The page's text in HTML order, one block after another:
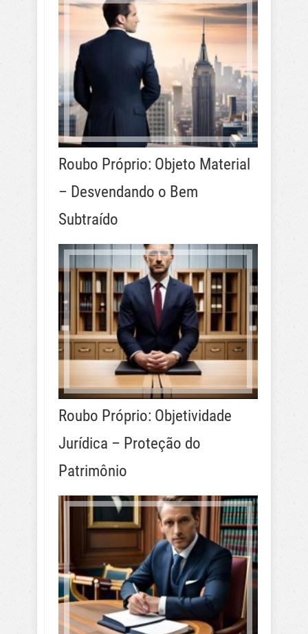
Roubo Próprio: Objeto Material
– Desvendando o Bem
Subtraído
Roubo Próprio: Objetividade
Jurídica – Proteção do
Patrimônio